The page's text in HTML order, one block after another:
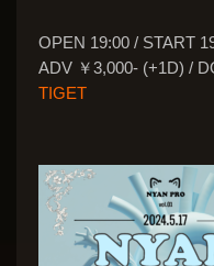
OPEN 19:00 / START
ADV ￥3,000- (+1D) /
TIGET